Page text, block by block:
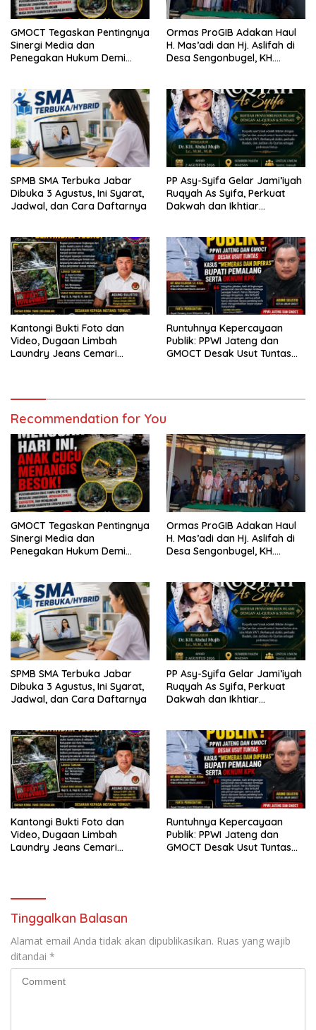
GMOCT Tegaskan Pentingnya
Sinergi Media dan
Penegakan Hukum Demi
Ormas ProGIB Adakan Haul
H. Mas’adi dan Hj. Aslifah di
Desa Sengonbugel, KH.
SPMB SMA Terbuka Jabar
Dibuka 3 Agustus, Ini Syarat,
Jadwal, dan Cara Daftarnya
PP Asy-Syifa Gelar Jami’iyah
Ruqyah As Syifa, Perkuat
Dakwah dan Ikhtiar
Kantongi Bukti Foto dan
Video, Dugaan Limbah
Laundry Jeans Cemari
Runtuhnya Kepercayaan
Publik: PPWI Jateng dan
GMOCT Desak Usut Tuntas
Recommendation for You
GMOCT Tegaskan Pentingnya
Sinergi Media dan
Penegakan Hukum Demi
Ormas ProGIB Adakan Haul
H. Mas’adi dan Hj. Aslifah di
Desa Sengonbugel, KH.
SPMB SMA Terbuka Jabar
Dibuka 3 Agustus, Ini Syarat,
Jadwal, dan Cara Daftarnya
PP Asy-Syifa Gelar Jami’iyah
Ruqyah As Syifa, Perkuat
Dakwah dan Ikhtiar
Kantongi Bukti Foto dan
Video, Dugaan Limbah
Laundry Jeans Cemari
Tegas
Runtuhnya Kepercayaan
Publik: PPWI Jateng dan
GMOCT Desak Usut Tuntas
Tinggalkan Balasan
Alamat email Anda tidak akan dipublikasikan. Ruas yang wajib
ditandai *